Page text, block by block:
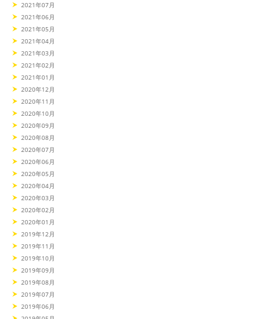
2021年07月
2021年06月
2021年05月
2021年04月
2021年03月
2021年02月
2021年01月
2020年12月
2020年11月
2020年10月
2020年09月
2020年08月
2020年07月
2020年06月
2020年05月
2020年04月
2020年03月
2020年02月
2020年01月
2019年12月
2019年11月
2019年10月
2019年09月
2019年08月
2019年07月
2019年06月